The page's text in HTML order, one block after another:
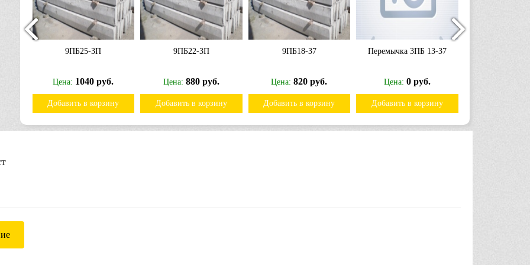
9ПБ25-3П
Цена: 1040 руб.
Добавить в корзину
9ПБ22-3П
Цена: 880 руб.
Добавить в корзину
9ПБ18-37
Цена:820 руб.
Добавить в корзину
Перемычка 3ПБ 13-37
Цена: 0 руб.
Добавить в корзину